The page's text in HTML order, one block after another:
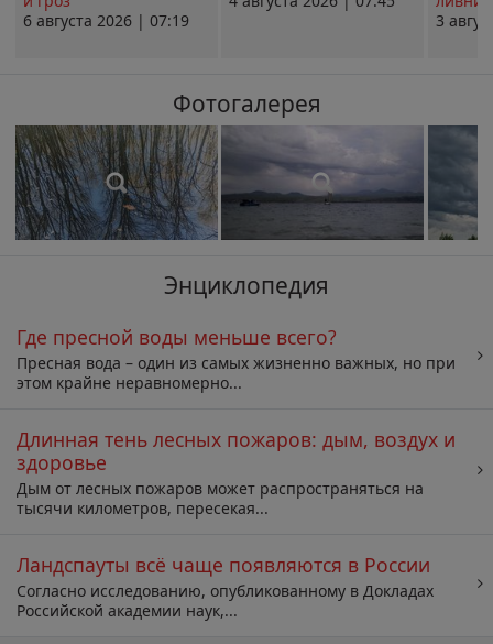
6 августа 2026 | 07:19
3
Фотогалерея
Энциклопедия
Где пресной воды меньше всего?
Пресная вода – один из самых жизненно важных, но при
этом крайне неравномерно...
Длинная тень лесных пожаров: дым, воздух и
здоровье
Дым от лесных пожаров может распространяться на
тысячи километров, пересекая...
Ландспауты всё чаще появляются в России
Согласно исследованию, опубликованному в Докладах
Российской академии наук,...